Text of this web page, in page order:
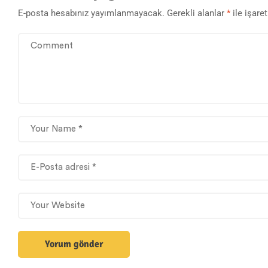
E-posta hesabınız yayımlanmayacak. Gerekli alanlar *ile